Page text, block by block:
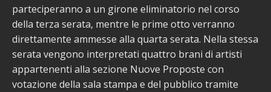
parteciperanno a un girone eliminatorio nel corso
della terza serata, mentre le prime otto verranno
direttamente ammesse alla quarta serata. Nella stessa
serata vengono interpretati quattro brani di artisti
appartenenti alla sezione Nuove Proposte con
votazione della sala stampa e del pubblico tramite